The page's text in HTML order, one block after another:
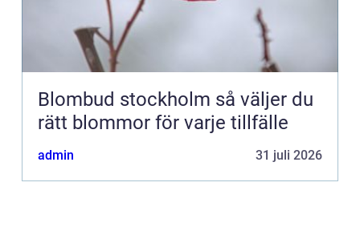
Blombud stockholm så väljer du
rätt blommor för varje tillfälle
admin 31 juli 2026